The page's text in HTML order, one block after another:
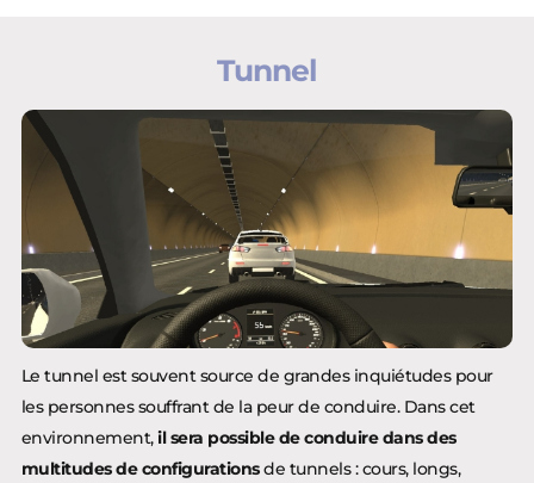
Le tunnel est souvent source de grandes inquiétudes pour
les personnes souffrant de la peur de conduire. Dans cet
environnement,il sera possible de conduire dans des
multitudes de configurationsde tunnels : cours, longs,
Tunnel